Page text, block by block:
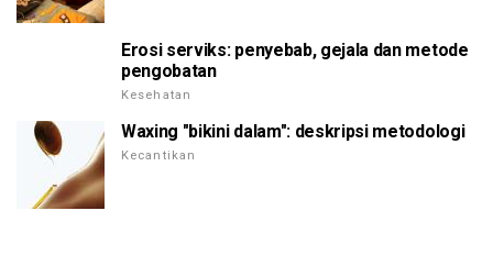
Erosi serviks: penyebab, gejala dan metode
pengobatan
Kesehatan
Waxing "bikini dalam": deskripsi metodologi
Kecantikan